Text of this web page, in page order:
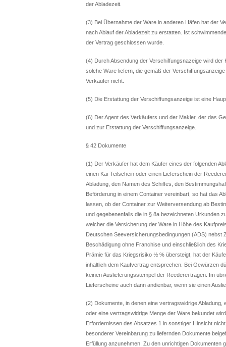
der Abladezeit.
(3) Bei Übernahme der Ware in anderen Häfen hat der
nach Ablauf der Abladezeit zu erstatten. Ist
der Vertrag geschlossen wurde.
(4) Durch Absendung der Verschiffungsnazeige wird
solche Ware liefern, die gemäß der
Verkäufer nicht.
(5) Die Erstattung der Verschiffungsanzeige ist eine
(6) Der Agent des Verkäufers und der Makler, der das
und zur Erstattung der Verschiffungsanzeige.
§ 42 Dokumente
(1) Der Verkäufer hat dem Käufer eines der folgenden
einen Kai-Teilschein oder einen Lieferschein der
Abladung, den Namen des Schiffes, den
Beförderung in einem Container vereinbart, so hat das
lassen, ob der Container zur Weiterversendung ab
und gegebenenfalls die in § 8a bezeichneten Urkunden
welcher die Versicherung der Ware in Höhe des
Deutschen Seeversicherungsbedingungen (ADS)
Beschädigung ohne Franchise und einschließlich des
Prämie für das Kriegsrisiko ½ % übersteigt, hat der
inhaltlich dem Kaufvertrag entsprechen. Bei Gewürzen
keinen Auslieferungsstempel der Reederei tragen. Im
Lieferscheine auch dann andienbar, wenn sie einen
(2) Dokumente, in denen eine vertragswidrige
oder eine vertragswidrige Menge der Ware bekundet
Erfordernissen des Absatzes 1 in sonstiger Hinsicht
besonderer Vereinbarung zu liefernden Dokumente
Erfüllung anzunehmen. Zu den unrichtigen